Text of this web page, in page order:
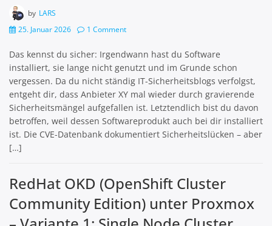
by LARS
25. Januar 2026
1 Comment
Das kennst du sicher: Irgendwann hast du Software
installiert, sie lange nicht genutzt und im Grunde schon
vergessen. Da du nicht ständig IT-Sicherheitsblogs verfolgst,
entgeht dir, dass Anbieter XY mal wieder durch gravierende
Sicherheitsmängel aufgefallen ist. Letztendlich bist du davon
betroffen, weil dessen Softwareprodukt auch bei dir installiert
ist. Die CVE-Datenbank dokumentiert Sicherheitslücken – aber
[…]
RedHat OKD (OpenShift Cluster
Community Edition) unter Proxmox